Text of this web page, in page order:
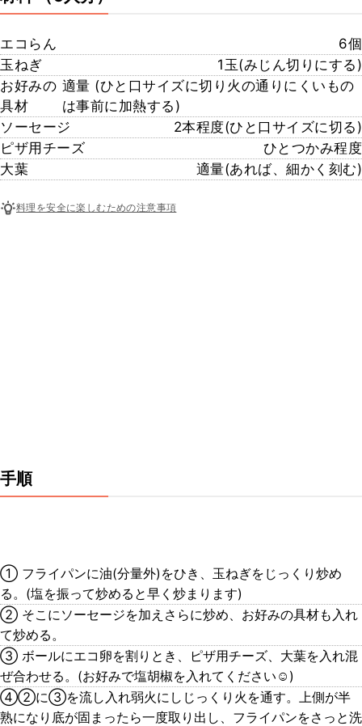
エコらん
6個
玉ねぎ
1玉(みじん切りにする)
お好みの
具材
適量 (ひと口サイズに切り火の通りにくいもの
は事前に加熱する)
ソーセージ
2本程度(ひと口サイズに切る)
ピザ用チーズ
ひとつかみ程度
大葉
適量(あれば、細かく刻む)
料理を安全に楽しむための注意事項
手順
① フライパンに油(分量外)をひき、玉ねぎをじっくり炒め
る。(塩を振って炒めると早く炒まります)
② そこにソーセージを加えさらに炒め、お好みの具材も入れ
て炒める。
③ ボールにエコ卵を割りとき、ピザ用チーズ、大葉を入れ混
ぜ合わせる。(お好みで塩胡椒を入れてください☺︎)
④②に③を流し入れ弱火にしじっくり火を通す。上側が半
熟になり底が固まったら一度取り出し、フライパンをさっと洗